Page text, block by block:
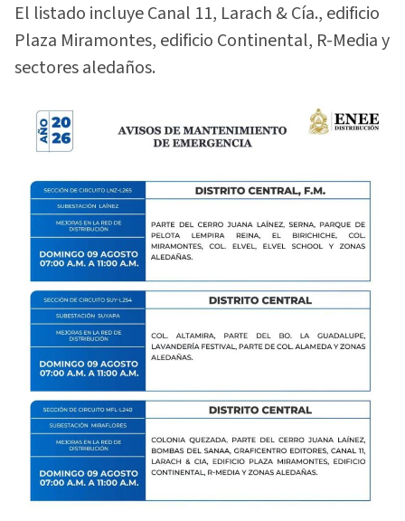
El listado incluye Canal 11, Larach & Cía., edificio
Plaza Miramontes, edificio Continental, R-Media y
sectores aledaños.